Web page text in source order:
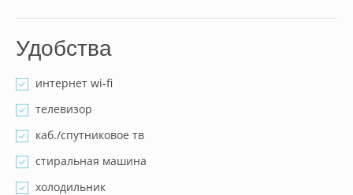
Удобства
интернет wi-fi
телевизор
каб./спутниковое тв
стиральная машина
холодильник